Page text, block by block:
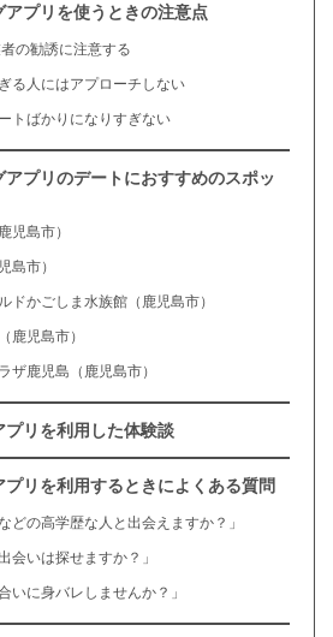
アプリを使うときの注意点
の勧誘に注意する
る人にはアプローチしない
トばかりになりすぎない
アプリのデートにおすすめのスポッ
児島市）
島市）
かごしま水族館（鹿児島市）
鹿児島市）
鹿児島（鹿児島市）
プリを利用した体験談
リを利用するときによくある質問
の高学歴な人と出会えますか？」
いは探せますか？」
に身バレしませんか？」